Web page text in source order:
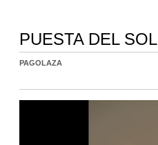
PUESTA DEL SOL
PAGOLAZA